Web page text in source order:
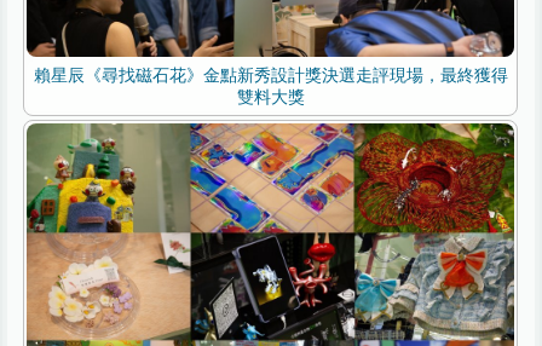
賴星辰《尋找磁石花》金點新秀設計獎決選走評現場，最終獲得
雙料大獎